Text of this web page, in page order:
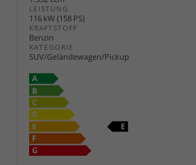
LEISTUNG
116 kW (158 PS)
KRAFTSTOFF
Benzin
KATEGORIE
SUV/Geländewagen/Pickup